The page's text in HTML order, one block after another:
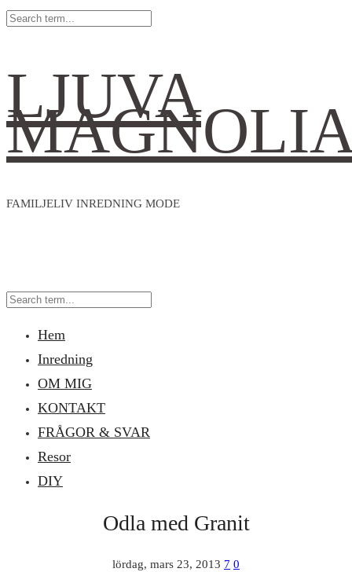
LJUVA
FAMILJELIV INREDNING MODE
Hem
Inredning
OM MIG
KONTAKT
FRÅGOR & SVAR
Resor
DIY
Odla med Granit
lördag, mars 23, 2013 7 0